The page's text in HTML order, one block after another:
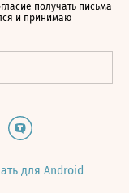
получать письма
и принимаю
для Android